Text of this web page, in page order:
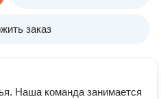
заказ
Наша команда занимается